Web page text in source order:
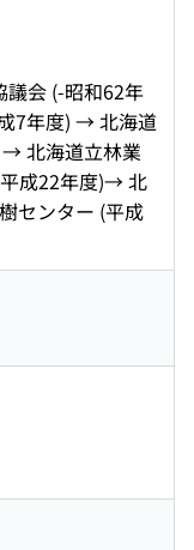
議会 (-昭和62年
7年度) → 北海道
北海道立林業
成22年度)→ 北
センター (平成